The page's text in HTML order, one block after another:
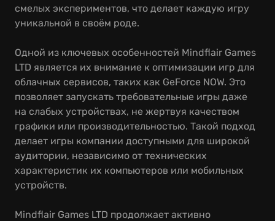
смелых экспериментов, что делает каждую игру
уникальной в своём роде.
Одной из ключевых особенностей Mindflair Games
LTD является их внимание к оптимизации игр для
облачных сервисов, таких как GeForce NOW. Это
позволяет запускать требовательные игры даже
на слабых устройствах, не жертвуя качеством
графики или производительностью. Такой подход
делает игры компании доступными для широкой
аудитории, независимо от технических
характеристик их компьютеров или мобильных
устройств.
Mindflair Games LTD продолжает активно